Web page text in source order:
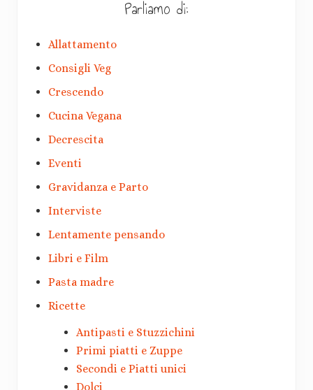
Parliamo di:
Allattamento
Consigli Veg
Crescendo
Cucina Vegana
Decrescita
Eventi
Gravidanza e Parto
Interviste
Lentamente pensando
Libri e Film
Pasta madre
Ricette
Antipasti e Stuzzichini
Primi piatti e Zuppe
Secondi e Piatti unici
Dolci